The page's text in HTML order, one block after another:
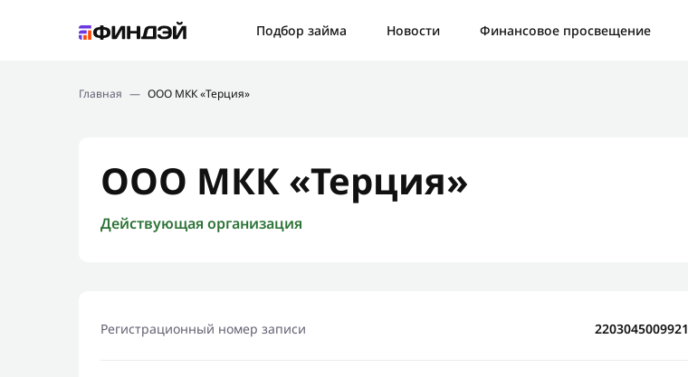
Подбор займа Новости
Финансовое просвещение
Новости
Главная — ООО МКК «Терция»
ООО МКК «Терция»
Действующая организация
Регистрационный номер записи 2203045009921
Ошибка: Контактная форма не найдена.